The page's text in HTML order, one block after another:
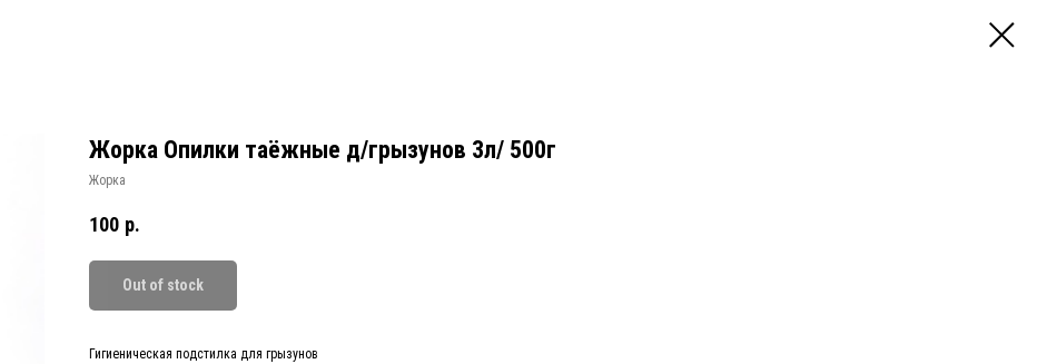
Жорка Опилки таёжные д/грызунов 3л/ 500г
Жорка
100 р.
Out of stock
Гигиеническая подстилка для грызунов